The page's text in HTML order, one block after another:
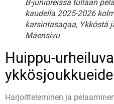
B-junioreissa tullaan
kaudella 2025-2026
karsintasarjaa, Ykköstä
Mäensivu
Huippu-
Harjoitteleminen ja